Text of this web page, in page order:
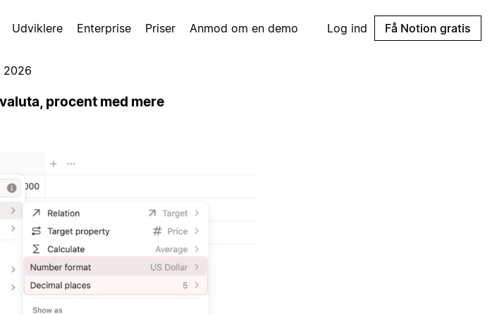
Udviklere Enterprise Priser Anmod om en demo Log ind Få Notion gratis
2026
procent med mere